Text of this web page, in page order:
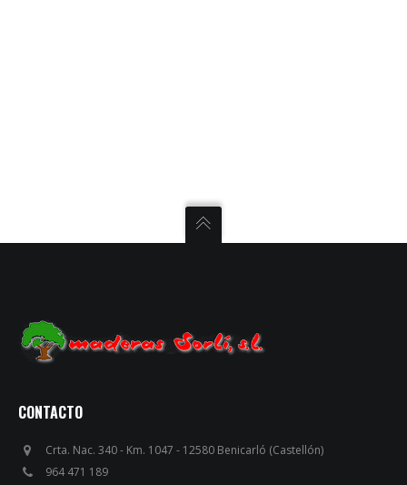
CONTACTO
Crta. Nac. 340 - Km. 1047 - 12580 Benicarló (Castellón)
964 471 189